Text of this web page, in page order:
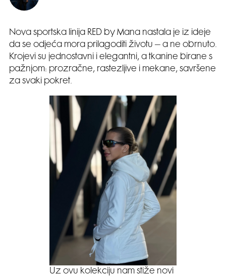
Nova sportska linija RED by Mana nastala je iz ideje
da se odjeća mora prilagoditi životu – a ne obrnuto.
Krojevi su jednostavni i elegantni, a tkanine birane s
pažnjom: prozračne, rastezljive i mekane, savršene
za svaki pokret.
Uz ovu kolekciju nam stiže novi